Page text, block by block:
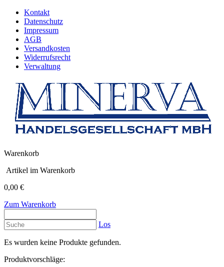
Kontakt
Datenschutz
Impressum
AGB
Versandkosten
Widerrufsrecht
Verwaltung
Warenkorb
Artikel im Warenkorb
0,00 €
Zum Warenkorb
Los
Es wurden keine Produkte gefunden.
Produktvorschläge: